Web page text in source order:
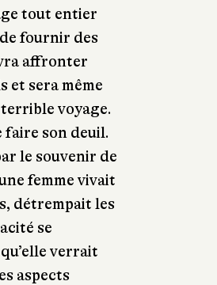
tout entier
fournir des
affronter
et sera même
voyage.
faire son deuil.
le souvenir de
femme vivait
détrempait les
se
verrait
aspects